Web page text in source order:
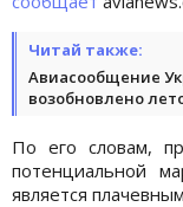
Читай также:
Авиасообщение
возобновлено
По его словам,
потенциальной
является